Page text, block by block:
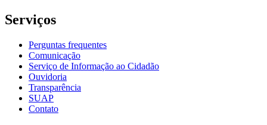
Serviços
Perguntas frequentes
Comunicação
Serviço de Informação ao Cidadão
Ouvidoria
Transparência
SUAP
Contato